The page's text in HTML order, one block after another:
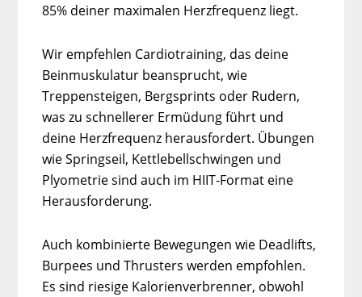
85% deiner maximalen Herzfrequenz liegt.
Wir empfehlen Cardiotraining, das deine
Beinmuskulatur beansprucht, wie
Treppensteigen, Bergsprints oder Rudern,
was zu schnellerer Ermüdung führt und
deine Herzfrequenz herausfordert. Übungen
wie Springseil, Kettlebellschwingen und
Plyometrie sind auch im HIIT-Format eine
Herausforderung.
Auch kombinierte Bewegungen wie Deadlifts,
Burpees und Thrusters werden empfohlen.
Es sind riesige Kalorienverbrenner, obwohl